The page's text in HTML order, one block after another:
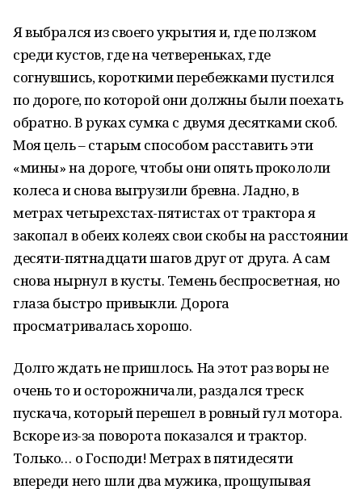
Я выбрался из своего укрытия и, где ползком
среди кустов, где на четвереньках, где
согнувшись, короткими перебежками пустился
по дороге, по которой они должны были поехать
обратно. В руках сумка с двумя десятками скоб.
Моя цель – старым способом расставить эти
«мины» на дороге, чтобы они опять прокололи
колеса и снова выгрузили бревна. Ладно, в
метрах четырехстах-пятистах от трактора я
закопал в обеих колеях свои скобы на расстоянии
десяти-пятнадцати шагов друг от друга. А сам
снова нырнул в кусты. Темень беспросветная, но
глаза быстро привыкли. Дорога
просматривалась хорошо.
Долго ждать не пришлось. На этот раз воры не
очень то и осторожничали, раздался треск
пускача, который перешел в ровный гул мотора.
Вскоре из-за поворота показался и трактор.
Только… о Господи! Метрах в пятидесяти
впереди него шли два мужика, прощупывая